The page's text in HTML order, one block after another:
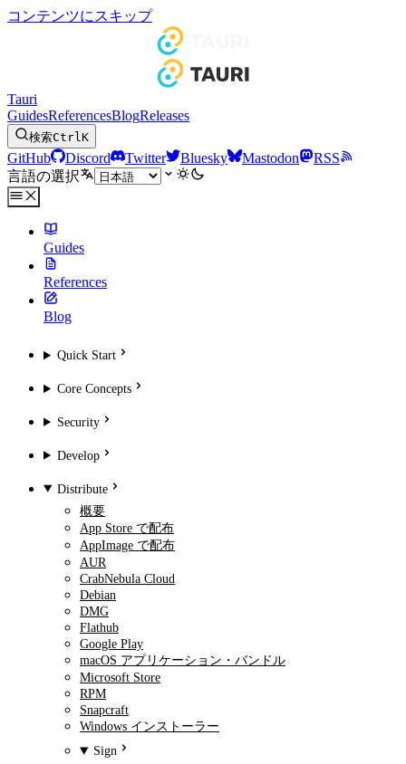
コンテンツにスキップ
Tauri
GuidesReferencesBlogReleases
検索CtrlK
GitHub Discord Twitter Bluesky Mastodon
RSS
言語の選択
Guides
References
Blog
Quick Start
Core Concepts
Security
Develop
Distribute
概要
App Store で配布
AppImage で配布
AUR
CrabNebula Cloud
Debian
DMG
Flathub
Google Play
macOS アプリケーション・バンドル
Microsoft Store
RPM
Snapcraft
Windows インストーラー
Sign